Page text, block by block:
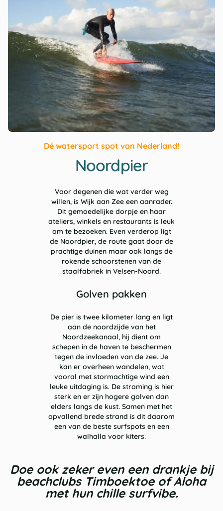
Dé watersport spot van Nederland!
Noordpier
Voor degenen die wat verder weg
willen, is Wijk aan Zee een aanrader.
Dit gemoedelijke dorpje en haar
ateliers, winkels en restaurants is leuk
om te bezoeken. Even verderop ligt
de Noordpier, de route gaat door de
prachtige duinen maar ook langs de
rokende schoorstenen van de
staalfabriek in Velsen-Noord.
Golven pakken
De pier is twee kilometer lang en ligt
aan de noordzijde van het
Noordzeekanaal, hij dient om
schepen in de haven te beschermen
tegen de invloeden van de zee. Je
kan er overheen wandelen, wat
vooral met stormachtige wind een
leuke uitdaging is. De stroming is hier
sterk en er zijn hogere golven dan
elders langs de kust. Samen met het
opvallend brede strand is dit daarom
een van de beste surfspots en een
walhalla voor kiters.
Doe ook zeker even een drankje bij
beachclubs Timboektoe of Aloha
met hun chille surfvibe.